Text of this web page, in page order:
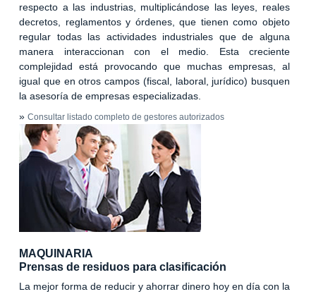
respecto a las industrias, multiplicándose las leyes, reales
decretos, reglamentos y órdenes, que tienen como objeto
regular todas las actividades industriales que de alguna
manera interaccionan con el medio. Esta creciente
complejidad está provocando que muchas empresas, al
igual que en otros campos (fiscal, laboral, jurídico) busquen
la asesoría de empresas especializadas.
» Consultar listado completo de gestores autorizados
MAQUINARIA
Prensas de residuos para clasificación
La mejor forma de reducir y ahorrar dinero hoy en día con la